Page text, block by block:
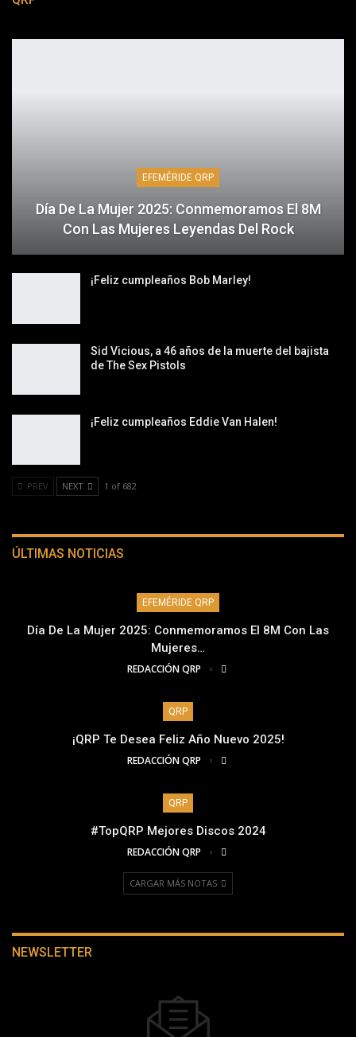
EFEMÉRIDE QRP
Día De La Mujer 2025: Conmemoramos El 8M
Con Las Mujeres Leyendas Del Rock
¡Feliz cumpleaños Bob Marley!
Sid Vicious, a 46 años de la muerte del bajista
de The Sex Pistols
¡Feliz cumpleaños Eddie Van Halen!
PREV NEXT 1 of 682
ÚLTIMAS NOTICIAS
EFEMÉRIDE QRP
Día De La Mujer 2025: Conmemoramos El 8M Con Las
Mujeres…
REDACCIÓN QRP
QRP
¡QRP Te Desea Feliz Año Nuevo 2025!
REDACCIÓN QRP
QRP
#TopQRP Mejores Discos 2024
REDACCIÓN QRP
CARGAR MÁS NOTAS
NEWSLETTER